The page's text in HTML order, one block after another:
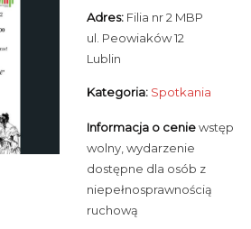
Adres: Filia nr 2 MBP
ul. Peowiaków 12
Lublin
Kategoria: Spotkania
Informacja o ceniewstęp
wolny, wydarzenie
dostępne dla osób z
niepełnosprawnością
ruchową